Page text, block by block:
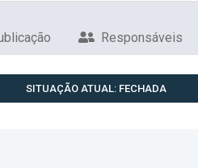
Responsáveis
SITUAÇÃO ATUAL: FECHADA